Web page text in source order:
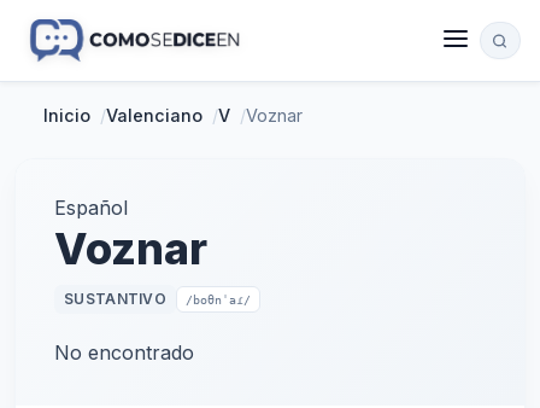
Inicio /Valenciano /V /Voznar
Español
Voznar
SUSTANTIVO /boθnˈaɾ/
No encontrado